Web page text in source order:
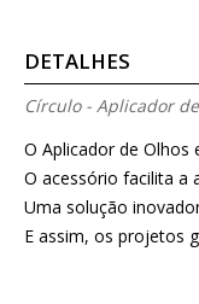
DETALHES
Círculo - Aplicador
O Aplicador de Olhos
O acessório facilita a
Uma solução
E assim, os projetos